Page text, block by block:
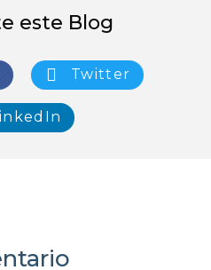
este Blog
Twitter